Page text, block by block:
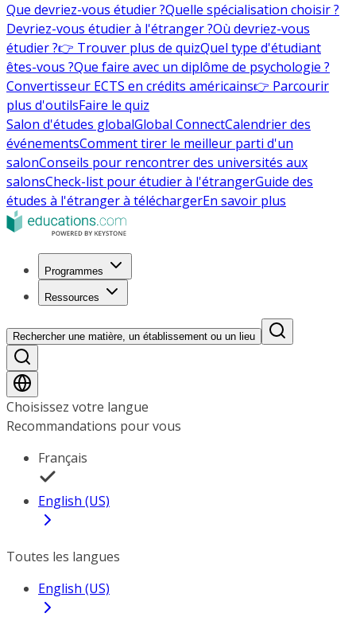
Que devriez-vous étudier ?Quelle spécialisation choisir ?
Devriez-vous étudier à l'étranger ?Où devriez-vous
étudier ?👉 Trouver plus de quizQuel type d'étudiant
êtes-vous ?Que faire avec un diplôme de psychologie ?
Convertisseur ECTS en crédits américains👉 Parcourir
plus d'outilsFaire le quiz
Salon d'études globalGlobal ConnectCalendrier des
événementsComment tirer le meilleur parti d'un
salonConseils pour rencontrer des universités aux
salonsCheck-list pour étudier à l'étrangerGuide des
études à l'étranger à téléchargerEn savoir plus
Programmes
Ressources
Rechercher une matière, un établissement ou un lieu
Choisissez votre langue
Recommandations pour vous
Français
English (US)
Toutes les langues
English (US)